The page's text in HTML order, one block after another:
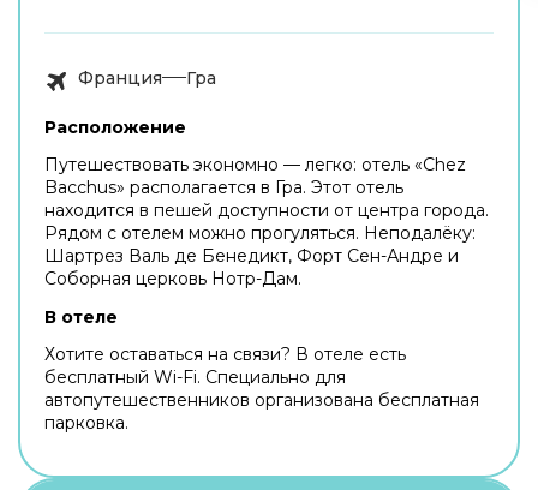
Франция Гра
Расположение
Путешествовать экономно — легко: отель «Chez
Bacchus» располагается в Гра. Этот отель
находится в пешей доступности от центра города.
Рядом с отелем можно прогуляться. Неподалёку:
Шартрез Валь де Бенедикт, Форт Сен-Андре и
Соборная церковь Нотр-Дам.
В отеле
Хотите оставаться на связи? В отеле есть
бесплатный Wi-Fi. Специально для
автопутешественников организована бесплатная
парковка.